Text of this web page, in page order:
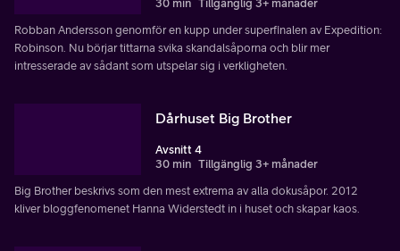
30 min Tillgänglig 3+ månader
Robban Andersson genomför en kupp under superfinalen av Expedition:
Robinson. Nu börjar tittarna svika skandalsåporna och blir mer
intresserade av sådant som utspelar sig i verkligheten.
Dårhuset Big Brother
Avsnitt 4
30 min Tillgänglig 3+ månader
Big Brother beskrivs som den mest extrema av alla dokusåpor. 2012
kliver bloggfenomenet Hanna Widerstedt in i huset och skapar kaos.